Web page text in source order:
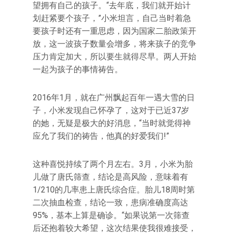
望拥有自己的孩子。“去年底，我们就开始计
划赶紧要个孩子，”小米坦言，自己当时着急
要孩子时还有一重思虑，因为国家二胎政策开
放，这一波孩子数量会增多，将来孩子的竞争
压力肯定加大，所以要生就得尽早。两人开始
一起为孩子的事情祷告。
2016年1月，就在广州飘起百年一遇大雪的日
子，小米发现自己怀孕了，这对于已近37岁
的她，无疑是极大的好消息，“当时就觉得神
应允了我们的祷告，他真的好爱我们!”
这种喜悦持续了两个月左右。3月，小米为胎
儿做了唐氏筛查，结论是高风险，意味着有
1/210的几率患上唐氏综合症。胎儿18周时第
二次抽血检查，结论一致，患病准确度高达
95%，基本上算是确诊。“如果说第一次筛查
后还抱着较大希望，这次结果使我很难接受，